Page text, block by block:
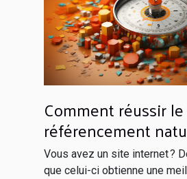
Comment réussir le
référencement
efficacement ?
Vous avez un site internet ?
que celui-ci obtienne une